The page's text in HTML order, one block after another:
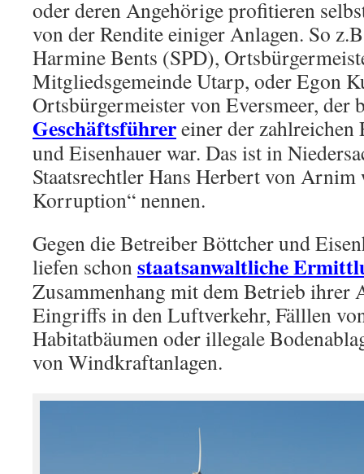
oder deren Angehörige profitieren
von der Rendite einiger Anlagen. So
Harmine Bents (SPD),
Mitgliedsgemeinde Utarp, oder Egon
Ortsbürgermeister von Eversmeer, der
Geschäftsführereiner der
und Eisenhauer war. Das ist in
Staatsrechtler Hans Herbert von Arnim
Korruption“ nennen.
Gegen die Betreiber Böttcher und
liefen schonstaatsanwaltliche
Zusammenhang mit dem Betrieb ihrer
Eingriffs in den Luftverkehr, Fälllen
Habitatbäumen oder illegale
von Windkraftanlagen.